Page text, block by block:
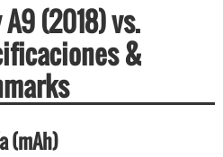
(2018) vs.
&
(mAh)